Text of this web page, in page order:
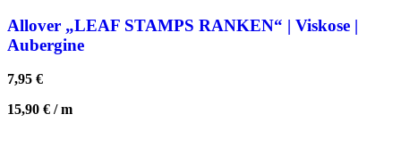
Allover „LEAF STAMPS RANKEN“ | Viskose |
Aubergine
7,95 €
15,90 € /m